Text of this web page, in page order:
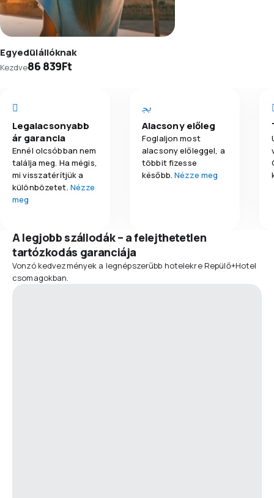
Egyedülállóknak
Kezdve86 839Ft
Legalacsonyabb
ár garancia
Ennél olcsóbban nem
találja meg. Ha mégis,
mi visszatérítjük a
különbözetet. Nézze
meg
Alacsony előleg
Foglaljon most
alacsony előleggel, a
többit fizesse
később.Nézze meg
A legjobb szállodák – a felejthetetlen
tartózkodás garanciája
Vonzó kedvezmények a legnépszerűbb hotelekre Repülő+Hotel
csomagokban.